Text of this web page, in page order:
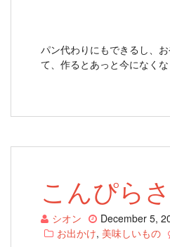
パン代わりにもできるし、
て、作るとあっと今になくな
こんぴら
シオン
December 5,
お出かけ, 美味しいもの